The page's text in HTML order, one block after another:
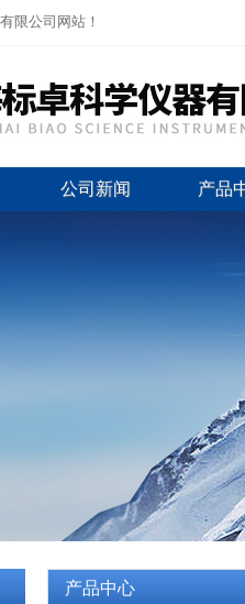
限公司网站！
公司新闻 产品
产品中心